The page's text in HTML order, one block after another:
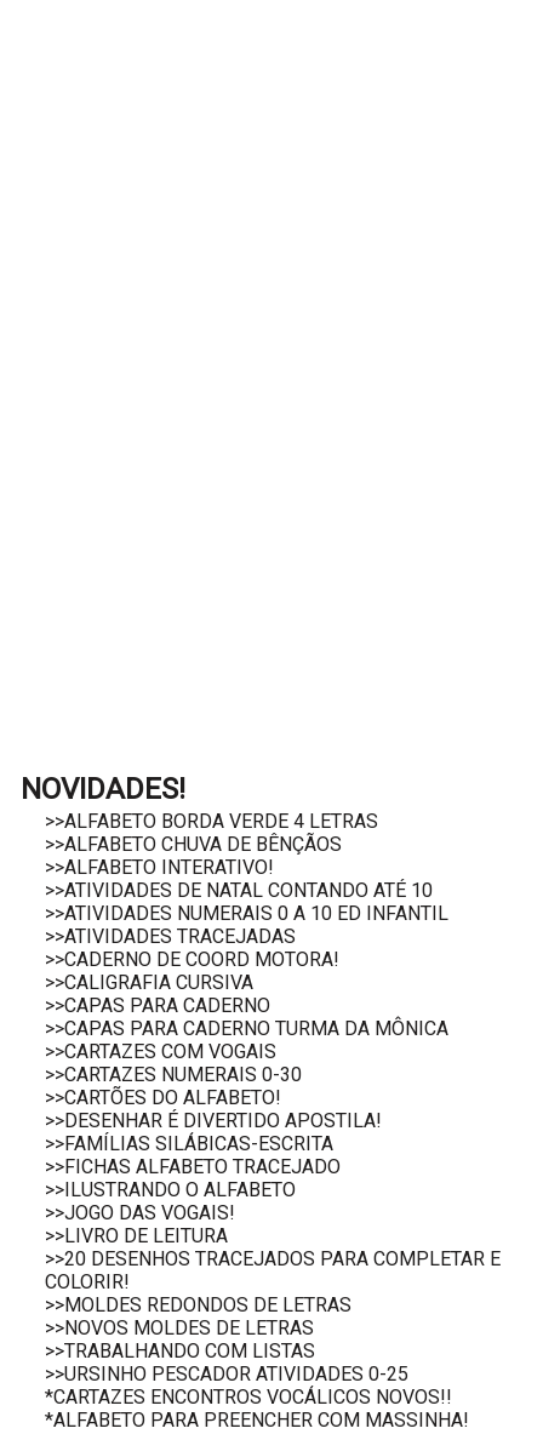
NOVIDADES!
>>ALFABETO BORDA VERDE 4 LETRAS
>>ALFABETO CHUVA DE BÊNÇÃOS
>>ALFABETO INTERATIVO!
>>ATIVIDADES DE NATAL CONTANDO ATÉ 10
>>ATIVIDADES NUMERAIS 0 A 10 ED INFANTIL
>>ATIVIDADES TRACEJADAS
>>CADERNO DE COORD MOTORA!
>>CALIGRAFIA CURSIVA
>>CAPAS PARA CADERNO
>>CAPAS PARA CADERNO TURMA DA MÔNICA
>>CARTAZES COM VOGAIS
>>CARTAZES NUMERAIS 0-30
>>CARTÕES DO ALFABETO!
>>DESENHAR É DIVERTIDO APOSTILA!
>>FAMÍLIAS SILÁBICAS-ESCRITA
>>FICHAS ALFABETO TRACEJADO
>>ILUSTRANDO O ALFABETO
>>JOGO DAS VOGAIS!
>>LIVRO DE LEITURA
>>20 DESENHOS TRACEJADOS PARA COMPLETAR E
COLORIR!
>>MOLDES REDONDOS DE LETRAS
>>NOVOS MOLDES DE LETRAS
>>TRABALHANDO COM LISTAS
>>URSINHO PESCADOR ATIVIDADES 0-25
*CARTAZES ENCONTROS VOCÁLICOS NOVOS!!
*ALFABETO PARA PREENCHER COM MASSINHA!